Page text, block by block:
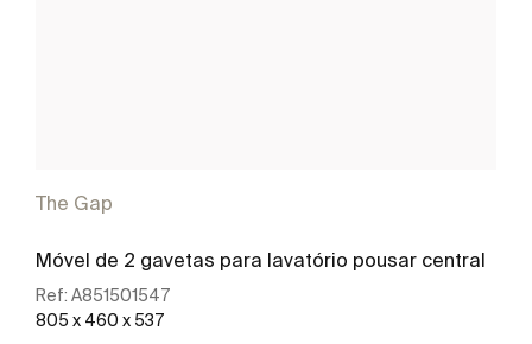
The Gap
Móvel de 2 gavetas para lavatório pousar central
Ref: A851501547
805 x 460 x 537